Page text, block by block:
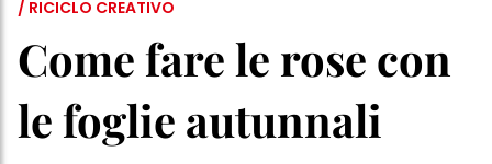
/ RICICLO CREATIVO
Come fare le rose con
le foglie autunnali